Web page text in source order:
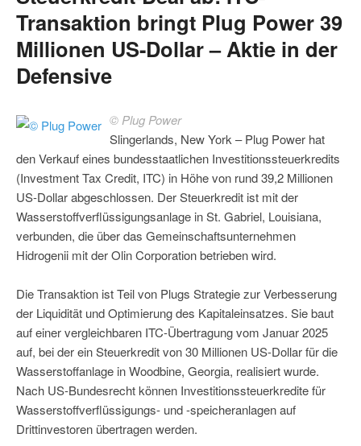
Transaktion bringt Plug Power 39
Millionen US-Dollar – Aktie in der
Defensive
© Plug Power
Slingerlands, New York – Plug Power hat
den Verkauf eines bundesstaatlichen Investitionssteuerkredits
(Investment Tax Credit, ITC) in Höhe von rund 39,2 Millionen
US-Dollar abgeschlossen. Der Steuerkredit ist mit der
Wasserstoffverflüssigungsanlage in St. Gabriel, Louisiana,
verbunden, die über das Gemeinschaftsunternehmen
Hidrogenii mit der Olin Corporation betrieben wird.
Die Transaktion ist Teil von Plugs Strategie zur Verbesserung
der Liquidität und Optimierung des Kapitaleinsatzes. Sie baut
auf einer vergleichbaren ITC-Übertragung vom Januar 2025
auf, bei der ein Steuerkredit von 30 Millionen US-Dollar für die
Wasserstoffanlage in Woodbine, Georgia, realisiert wurde.
Nach US-Bundesrecht können Investitionssteuerkredite für
Wasserstoffverflüssigungs- und -speicheranlagen auf
Drittinvestoren übertragen werden.